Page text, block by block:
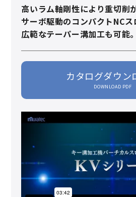
高いラム軸剛性により重切削
サーボ駆動のコンパクトNCス
広範なテーパー溝加工も可能。
カタログダウン
DOWNLOAD PDF